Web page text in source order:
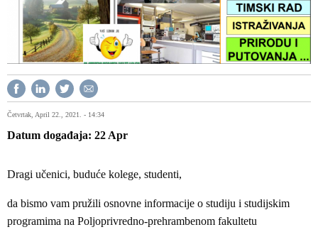
Četvrtak, April 22., 2021. - 14:34
Datum događaja 22 Apr
Dragi učenici, buduće kolege, studenti,
da bismo vam pružili osnovne informacije o studiju i studijskim
programima na Poljoprivredno-prehrambenom fakultetu